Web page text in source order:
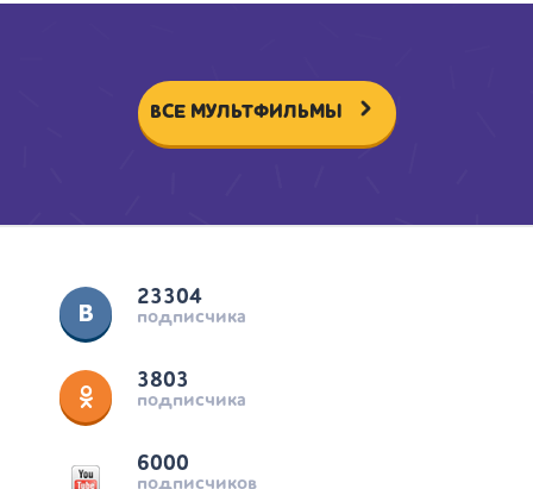
ВСЕ МУЛЬТФИЛЬМЫ
23304
подписчика
3803
подписчика
6000
подписчиков